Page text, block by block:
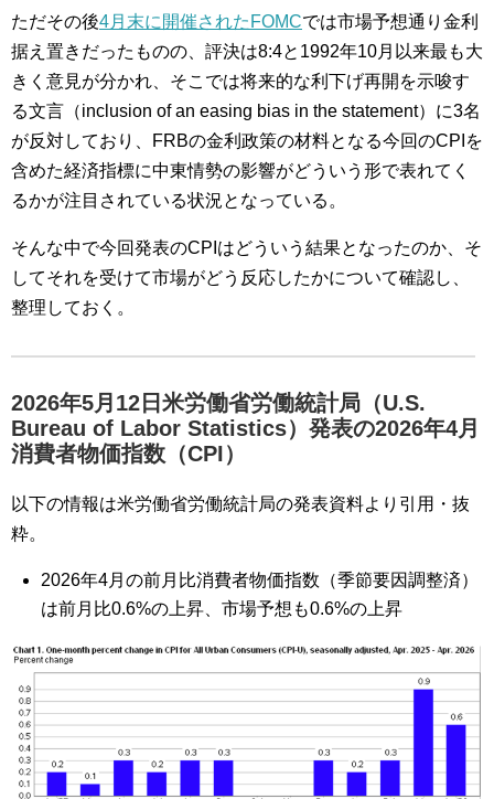
ただその後4月末に開催されたFOMCでは市場予想通り金利
据え置きだったものの、評決は8:4と1992年10月以来最も大
きく意見が分かれ、そこでは将来的な利下げ再開を示唆す
る文言（inclusion of an easing bias in the statement）に3名
が反対しており、FRBの金利政策の材料となる今回のCPIを
含めた経済指標に中東情勢の影響がどういう形で表れてく
るかが注目されている状況となっている。
そんな中で今回発表のCPIはどういう結果となったのか、そ
してそれを受けて市場がどう反応したかについて確認し、
整理しておく。
2026年5月12日米労働省労働統計局（U.S.
Bureau of Labor Statistics）発表の2026年4月
消費者物価指数（CPI）
以下の情報は米労働省労働統計局の発表資料より引用・抜
粋。
2026年4月の前月比消費者物価指数（季節要因調整済）
は前月比0.6%の上昇、市場予想も0.6%の上昇